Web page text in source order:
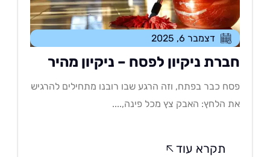
דצמבר 6, 2025
ניקיון לפסח – ניקיון מהיר
כבר בפתח, וזה הרגע שבו רובנו מתחילים להרגיש
הלחץ: האבק צץ מכל פינה,....
תקרא עוד